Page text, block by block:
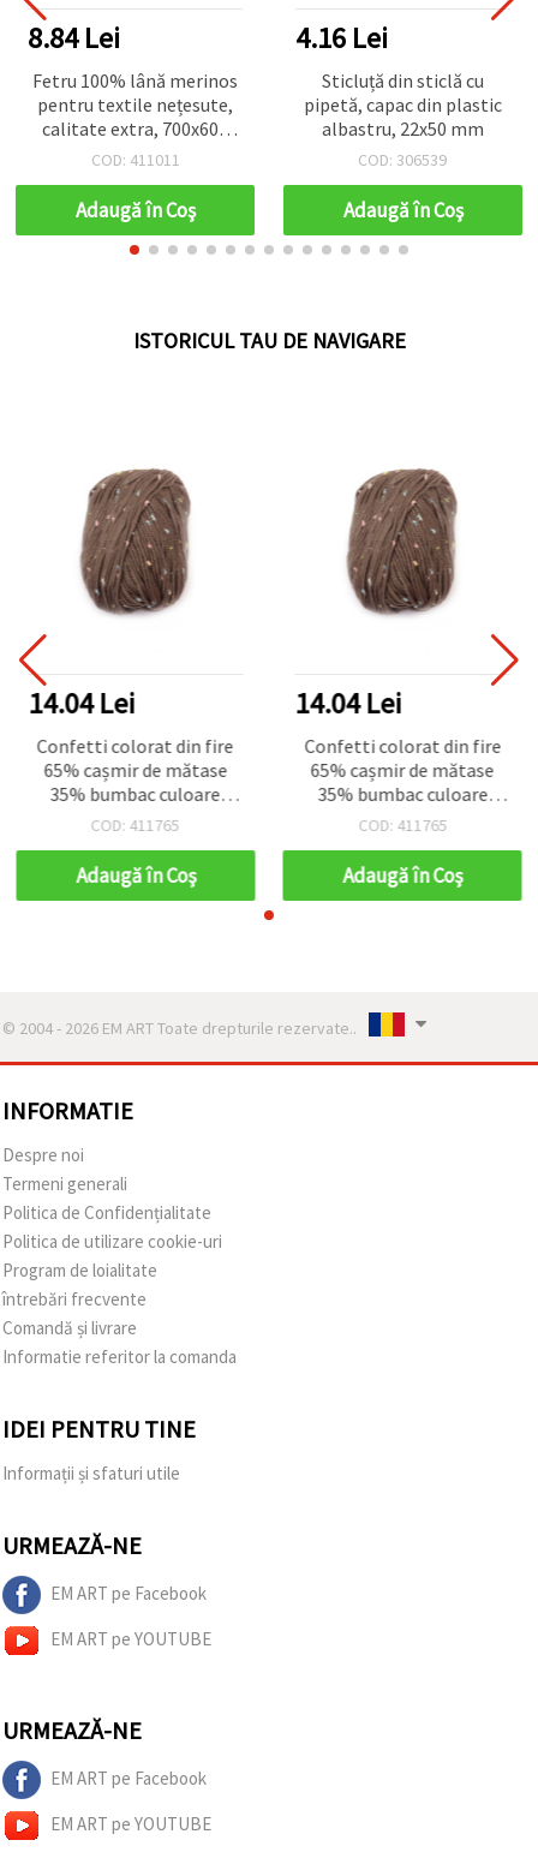
8.84 Lei
Fetru 100% lână merinos
pentru textile nețesute,
calitate extra, 700x600
mm, mov - 50 g
COD: 411011
Adaugă în Coş
4.16 Lei
Sticluță din sticlă cu
pipetă, capac din plastic
albastru, 22x50 mm
COD: 306539
Adaugă în Coş
ISTORICUL TAU DE NAVIGARE
14.04 Lei
Confetti colorat din fire
65% cașmir de mătase
35% bumbac culoare
maro -50 grame
COD: 411765
Adaugă în Coş
14.04 Lei
Confetti colorat din fire
65% cașmir de mătase
35% bumbac culoare
maro -50 grame
COD: 411765
Adaugă în Coş
© 2004 - 2026 EM ART Toate drepturile rezervate..
INFORMATIE
Despre noi
Termeni generali
Politica de Confidențialitate
Politica de utilizare cookie-uri
Program de loialitate
întrebări frecvente
Comandă și livrare
Informatie referitor la comanda
IDEI PENTRU TINE
Informații și sfaturi utile
URMEAZĂ-NE
EM ART pe Facebook
EM ART pe YOUTUBE
URMEAZĂ-NE
EM ART pe Facebook
EM ART pe YOUTUBE